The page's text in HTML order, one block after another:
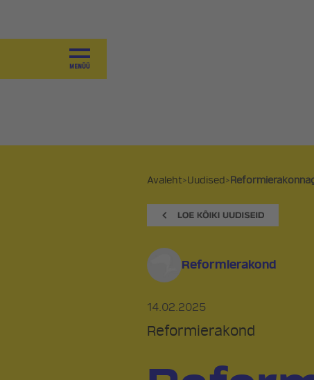
AJALUGU
Avaleht>Uudised>
Reformierakond
14.02.2025
Reformierakond